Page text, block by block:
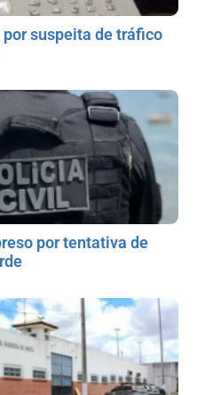
suspeita de tráfico
por tentativa de